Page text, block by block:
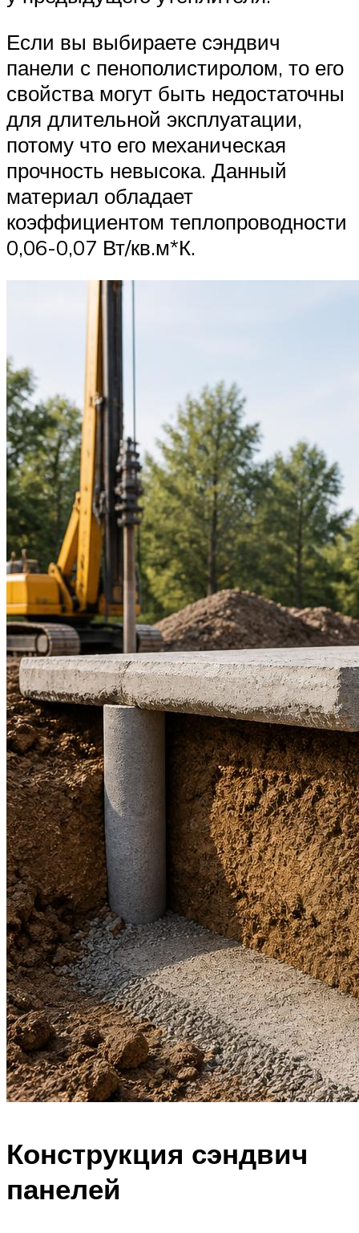
Если вы выбираете сэндвич
панели с пенополистиролом, то его
свойства могут быть недостаточны
для длительной эксплуатации,
потому что его механическая
прочность невысока. Данный
материал обладает
коэффициентом теплопроводности
0,06-0,07 Вт/кв.м*К.
Конструкция сэндвич
панелей